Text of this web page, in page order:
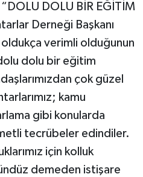
DOLU BİR EĞİTİM
Derneği Başkanı
verimli olduğunun
dolu bir eğitim
çok güzel
kamu
gibi konularda
tecrübeler edindiler.
için kolluk
demeden istişare